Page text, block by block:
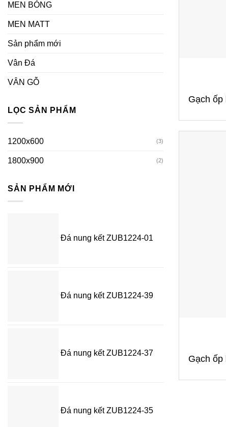
MEN BÓNG
MEN MATT
Sản phẩm mới
Vân Đá
VÂN GỖ
LỌC SẢN PHẨM
1200x600 (3)
1800x900 (2)
SẢN PHẨM MỚI
Đá nung kết ZUB1224-01
Đá nung kết ZUB1224-39
Đá nung kết ZUB1224-37
Đá nung kết ZUB1224-35
Gạch ốp
Gạch ốp